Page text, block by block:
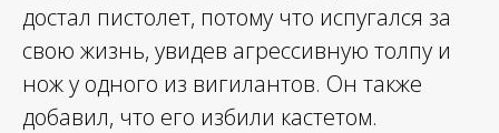
достал пистолет, потому что испугался за
свою жизнь, увидев агрессивную толпу и
нож у одного из вигилантов. Он также
добавил, что его избили кастетом.